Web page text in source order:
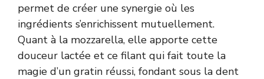
permet de créer une synergie où les
ingrédients s’enrichissent mutuellement.
Quant à la mozzarella, elle apporte cette
douceur lactée et ce filant qui fait toute la
magie d’un gratin réussi, fondant sous la dent